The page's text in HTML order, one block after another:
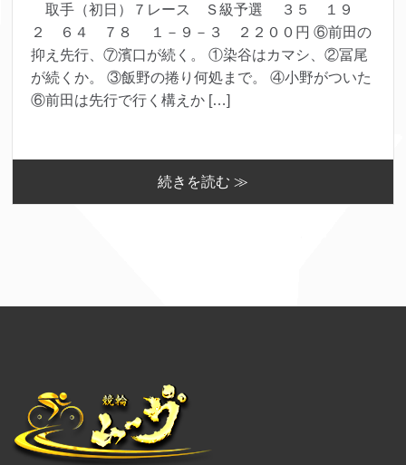
取手（初日）７レース Ｓ級予選 ３５ １９
２ ６４ ７８ １－９－３ ２２００円 ⑥前田の
抑え先行、⑦濱口が続く。 ①染谷はカマシ、②冨尾
が続くか。 ③飯野の捲り何処まで。 ④小野がついた
⑥前田は先行で行く構えか […]
続きを読む ≫